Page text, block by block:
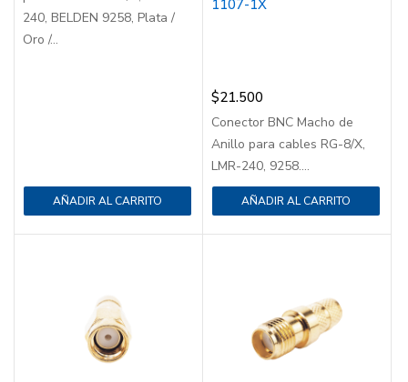
240, BELDEN 9258, Plata /
Oro /...
AÑADIR AL CARRITO
1107-1X
$21.500
Conector BNC Macho de
Anillo para cables RG-8/X,
LMR-240, 9258....
AÑADIR AL CARRITO